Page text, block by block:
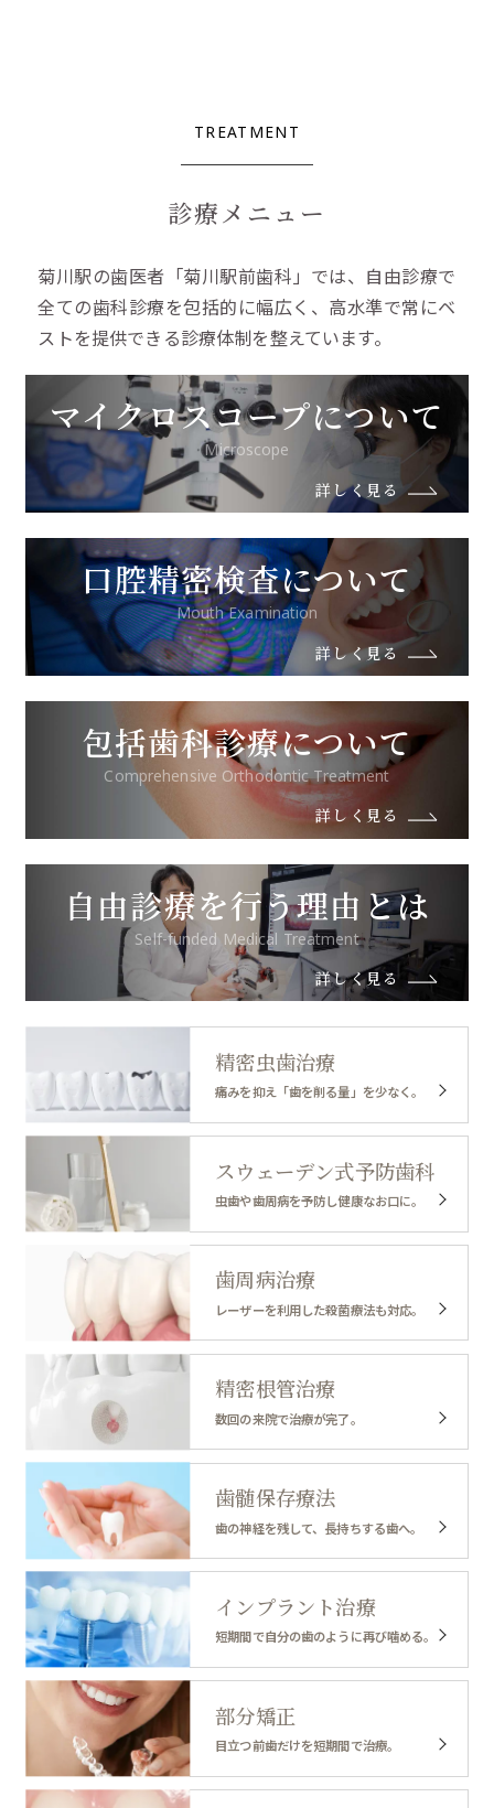
TREATMENT
診療メニュー
菊川駅の歯医者「菊川駅前歯科」では、自由診療で
全ての歯科診療を包括的に幅広く、 高水準で常にベ
ストを提供できる診療体制を整えています。
マイクロスコープについて
Microscope
詳しく見る
口腔精密検査について
Mouth Examination
詳しく見る
包括歯科診療について
Comprehensive Orthodontic Treatment
詳しく見る
自由診療を行う理由とは
Self-funded Medical Treatment
詳しく見る
精密虫歯治療
痛みを抑え「歯を削る量」を少なく。
スウェーデン式予防歯科
虫歯や歯周病を予防し健康なお口に。
歯周病治療
レーザーを利用した殺菌療法も対応。
精密根管治療
数回の来院で治療が完了。
歯髄保存療法
⻭の神経を残して、⻑持ちする歯へ。
インプラント治療
短期間で自分の歯のように再び噛める。
部分矯正
目立つ前歯だけを短期間で治療。